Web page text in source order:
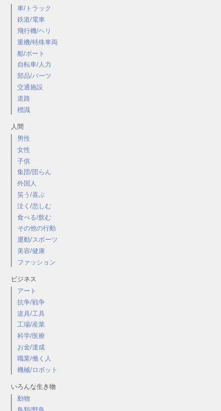
車/トラック
鉄道/電車
飛行機/ヘリ
重機/特殊車両
船/ボート
自転車/人力
部品/パーツ
交通施設
道路
標識
人間
男性
女性
子供
集団/団らん
外国人
笑う/喜ぶ
泣く/悲しむ
食べる/飲む
その他の行動
運動/スポーツ
美容/健康
ファッション
ビジネス
アート
抗争/戦争
道具/工具
工場/産業
科学/医療
お金/達成
職業/働く人
機械/ロボット
いろんな生き物
動物